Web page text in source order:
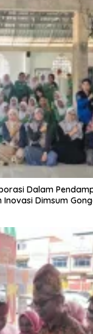
Dalam
Inovasi Dimsum